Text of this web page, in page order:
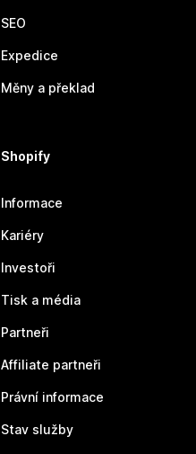
SEO
Expedice
Měny a překlad
Shopify
Informace
Kariéry
Investoři
Tisk a média
Partneři
Affiliate partneři
Právní informace
Stav služby